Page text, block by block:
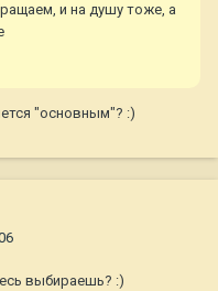
и на душу тоже, а
"основным"? :)
выбираешь? :)